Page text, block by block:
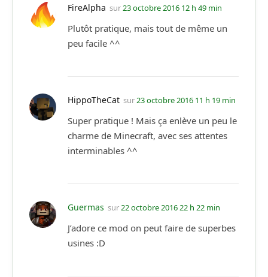
FireAlpha sur23 octobre 2016 12 h 49 min
Plutôt pratique, mais tout de même un
peu facile ^^
HippoTheCat sur23 octobre 2016 11 h 19 min
Super pratique ! Mais ça enlève un peu le
charme de Minecraft, avec ses attentes
interminables ^^
Guermas sur22 octobre 2016 22 h 22 min
J’adore ce mod on peut faire de superbes
usines :D